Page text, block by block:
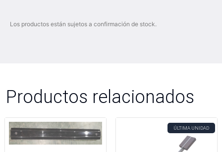
Los productos están sujetos a confirmación de stock.
Productos relacionados
ÚLTIMA UNIDAD